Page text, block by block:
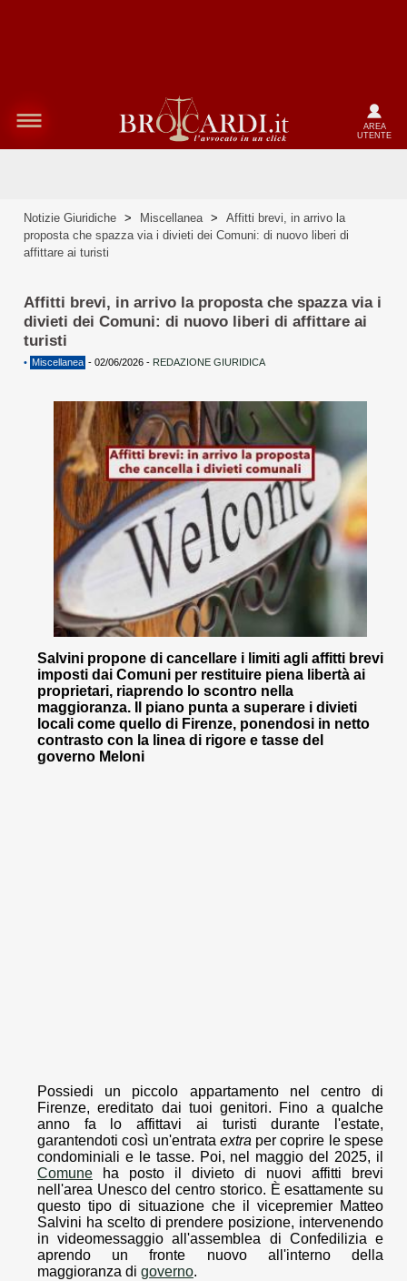
AREA
UTENTE
Notizie Giuridiche > Miscellanea >
Affitti brevi, in arrivo la
proposta che spazza via i divieti dei Comuni: di nuovo liberi di
affittare ai turisti
Affitti brevi, in arrivo la proposta che spazza via i
divieti dei Comuni: di nuovo liberi di affittare ai
turisti
• Miscellanea - 02/06/2026 - REDAZIONE GIURIDICA
Salvini propone di cancellare i limiti agli affitti brevi
imposti dai Comuni per restituire piena libertà ai
proprietari, riaprendo lo scontro nella
maggioranza. Il piano punta a superare i divieti
locali come quello di Firenze, ponendosi in netto
contrasto con la linea di rigore e tasse del
governo Meloni
Possiedi un piccolo appartamento nel centro di
Firenze, ereditato dai tuoi genitori. Fino a qualche
anno fa lo affittavi ai turisti durante l'estate,
garantendoti così un'entrata extra per coprire le spese
condominiali e le tasse. Poi, nel maggio del 2025, il
Comune ha posto il divieto di nuovi affitti brevi
nell'area Unesco del centro storico. È esattamente su
questo tipo di situazione che il vicepremier Matteo
Salvini ha scelto di prendere posizione, intervenendo
in videomessaggio all'assemblea di Confedilizia e
aprendo un fronte nuovo all'interno della
maggioranza di governo.